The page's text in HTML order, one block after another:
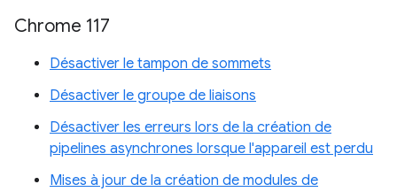
Chrome 117
Désactiver le tampon de sommets
Désactiver le groupe de liaisons
Désactiver les erreurs lors de la création de
pipelines asynchrones lorsque l'appareil est perdu
Mises à jour de la création de modules de